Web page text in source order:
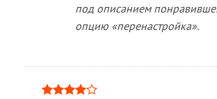
под описанием
опцию «перенастройка».